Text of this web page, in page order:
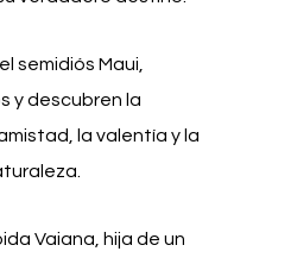
semidiós Maui,
y descubren la
la valentía y la
Vaiana, hija de un